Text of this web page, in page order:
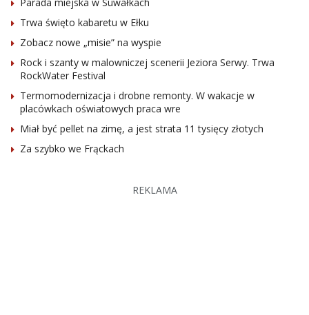
Trwa święto kabaretu w Ełku
Zobacz nowe „misie” na wyspie
Rock i szanty w malowniczej scenerii Jeziora Serwy. Trwa
RockWater Festival
Termomodernizacja i drobne remonty. W wakacje w
placówkach oświatowych praca wre
Miał być pellet na zimę, a jest strata 11 tysięcy złotych
Za szybko we Frąckach
REKLAMA